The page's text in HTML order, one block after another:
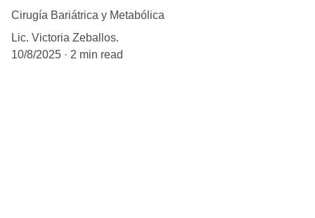
Cirugía Bariátrica y Metabólica
Lic. Victoria Zeballos.
10/8/2025
2 min read